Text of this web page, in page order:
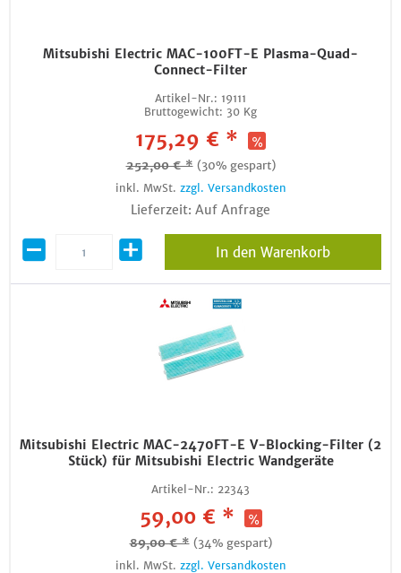
Mitsubishi Electric MAC-100FT-E Plasma-Quad-
Connect-Filter
Artikel-Nr.: 19111
Bruttogewicht: 30 Kg
175,29 € *
252,00 € * (30% gespart)
inkl. MwSt. zzgl. Versandkosten
Lieferzeit: Auf Anfrage
In den Warenkorb
Mitsubishi Electric MAC-2470FT-E V-Blocking-Filter (2
Stück) für Mitsubishi Electric Wandgeräte
Artikel-Nr.: 22343
59,00 € *
89,00 € * (34% gespart)
inkl. MwSt. zzgl. Versandkosten